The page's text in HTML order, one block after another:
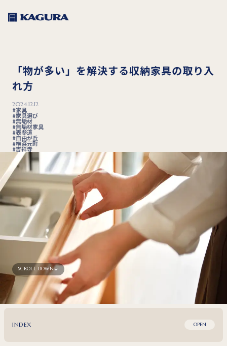
「物が多い」を解決する収納家具の取り入
れ方
2024.12.12
家具
家具選び
無垢材
無垢材家具
表参道
自由が丘
横浜元町
吉祥寺
SCROLL DOWN
INDEX OPEN